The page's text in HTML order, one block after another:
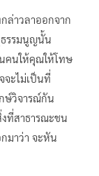
ล่าวลาออกจาก
ธรรมนูญนั้น
คนให้คุณให้โทษ
จะไม่เป็นที่
ษ์วิจารณ์กัน
งที่สาธารณะชน
มาว่า จะหัน